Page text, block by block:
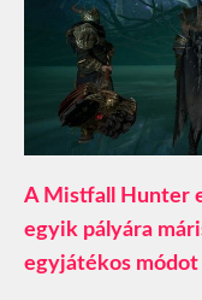
A Mistfall Hunter
egyik pályára
egyjátékos módot